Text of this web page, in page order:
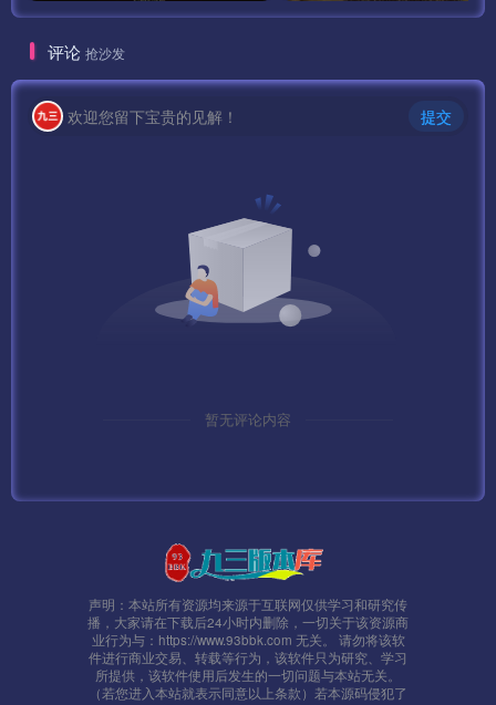
评论 抢沙发
欢迎您留下宝贵的见解！ 提交
暂无评论内容
声明：本站所有资源均来源于互联网仅供学习和研究传
播，大家请在下载后24小时内删除，一切关于该资源商
业行为与：https://www.93bbk.com 无关。 请勿将该软
件进行商业交易、转载等行为，该软件只为研究、学习
所提供，该软件使用后发生的一切问题与本站无关。
（若您进入本站就表示同意以上条款）若本源码侵犯了